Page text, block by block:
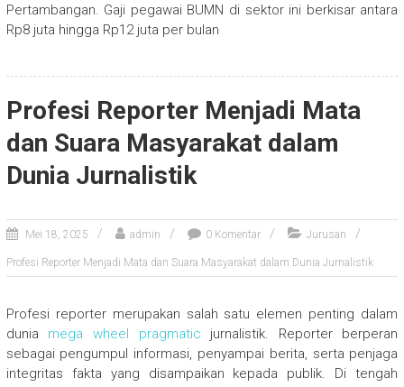
Pertambangan. Gaji pegawai BUMN di sektor ini berkisar antara
Rp8 juta hingga Rp12 juta per bulan
Profesi Reporter Menjadi Mata
dan Suara Masyarakat dalam
Dunia Jurnalistik
Mei 18, 2025 admin 0 Komentar Jurusan
Profesi Reporter Menjadi Mata dan Suara Masyarakat dalam Dunia Jurnalistik
Profesi reporter merupakan salah satu elemen penting dalam
dunia mega wheel pragmatic jurnalistik. Reporter berperan
sebagai pengumpul informasi, penyampai berita, serta penjaga
integritas fakta yang disampaikan kepada publik. Di tengah